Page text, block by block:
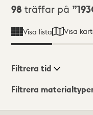
Sökresultat
98 träffar på
Visa lista Visa
Visningsläge
Filtrera tid
Filtrera